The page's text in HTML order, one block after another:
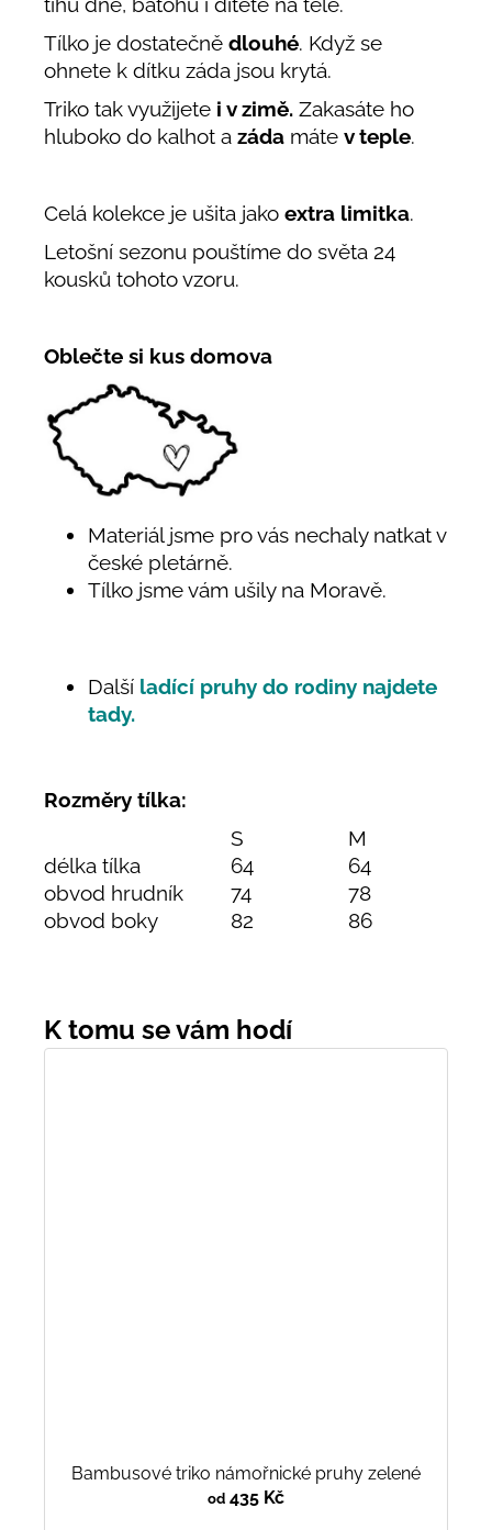
Tílko je dostatečně dlouhé. Když se
ohnete k dítku záda jsou krytá.
Triko tak využijete i v zimě. Zakasáte ho
hluboko do kalhot a záda máte v teple.
Celá kolekce je ušita jako extra limitka.
Letošní sezonu pouštíme do světa 24
kousků tohoto vzoru.
Oblečte si kus domova
Materiál jsme pro vás nechaly natkat v
české pletárně.
Tílko jsme vám ušily na Moravě.
Další ladící pruhy do rodiny najdete
tady.
Rozměry tílka:
S
M
délka tílka
64 64
obvod hrudník
74 78
obvod boky
82 86
Bambusové triko námořnické pruhy zelené
od 435 Kč